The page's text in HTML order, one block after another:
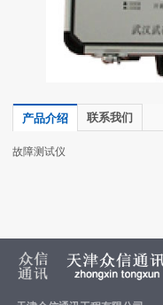
产品介绍 联系我们
故障测试仪